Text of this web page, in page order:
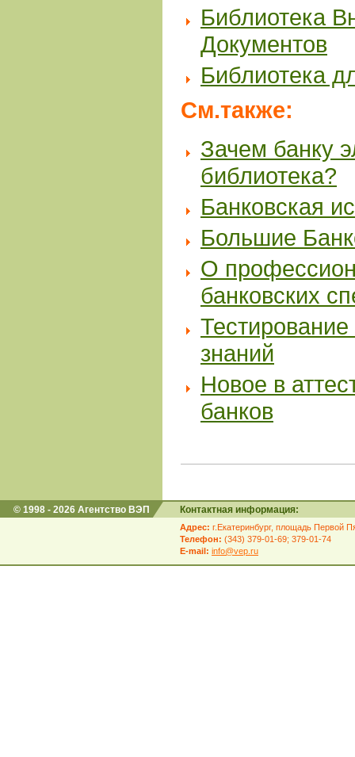
Библиотека
Документов
Библиотека
См.также:
Зачем банку
библиотека?
Банковская
Большие
О
банковских
знаний
Новое в
банков
© 1998 - 2026 Агентство ВЭП Контактная информация:
Адрес: г.Екатеринбург, площадь Первой
Телефон: (343) 379-01-69; 379-01-74
E-mail: info@vep.ru